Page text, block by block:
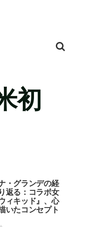
初
・グランデの経
返る：コラボ女
ィキッド』、心
いたコンセプト